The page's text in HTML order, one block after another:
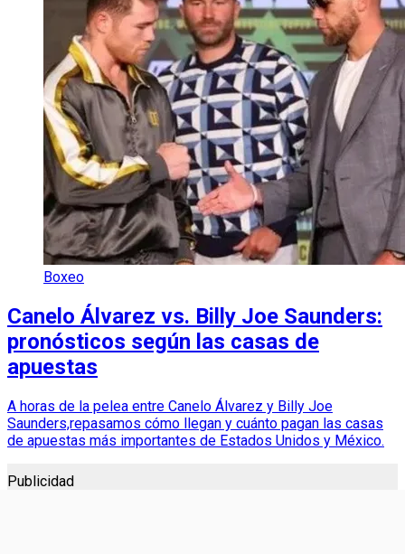
Boxeo
Canelo Álvarez vs. Billy Joe Saunders:
pronósticos según las casas de
apuestas
A horas de la pelea entre Canelo Álvarez y Billy Joe
Saunders,repasamos cómo llegan y cuánto pagan las casas
de apuestas más importantes de Estados Unidos y México.
Publicidad